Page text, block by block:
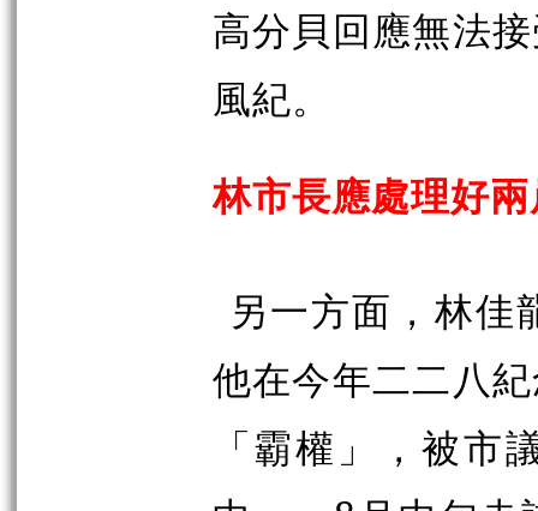
高分貝回應無法
風紀。
林市長應處理好
另一方面，林佳
他在今年二二八
「霸權」，被市